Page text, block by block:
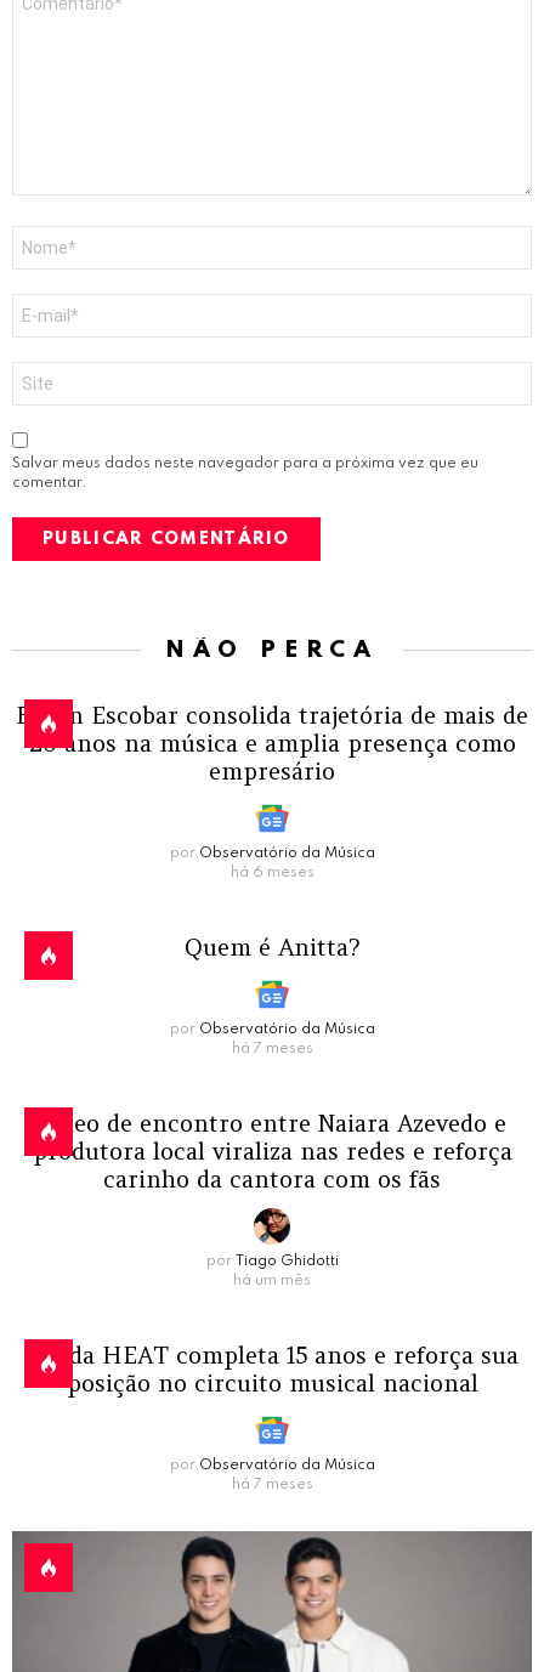
mail
*
Salvar meus dados neste navegador para a próxima vez que eu
comentar.
NÃO PERCA
Edson Escobar consolida trajetória de mais de
20 anos na música e amplia presença como
empresário
por Observatório da Música
há 6 meses
Quem é Anitta?
por Observatório da Música
há 7 meses
Vídeo de encontro entre Naiara Azevedo e
produtora local viraliza nas redes e reforça
carinho da cantora com os fãs
por
Tiago Ghidotti
há um mês
Banda HEAT completa 15 anos e reforça sua
posição no circuito musical nacional
por Observatório da Música
há 7 meses